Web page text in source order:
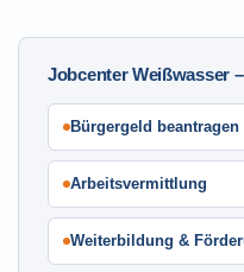
Jobcenter Weißwasser
Bürgergeld beantragen
Arbeitsvermittlung
Weiterbildung &